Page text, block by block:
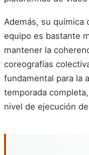
Además, su química
equipo es bastante
mantener la
coreografías
fundamental para la
temporada
nivel de ejecución